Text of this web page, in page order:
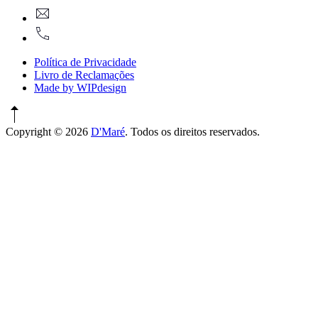
Window
Política de Privacidade
Livro de Reclamações
Made by WIPdesign
Copyright © 2026 D'Maré. Todos os direitos reservados.